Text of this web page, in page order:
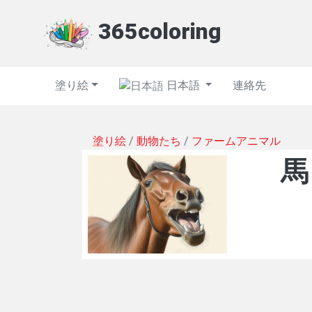
365coloring
塗り絵 日本語 連絡先
塗り絵 / 動物たち / ファームアニマル